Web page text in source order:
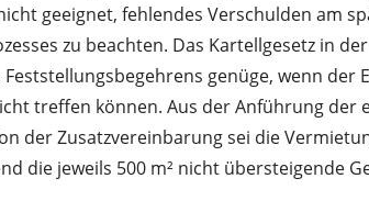
geeignet, fehlendes Verschulden am
zu beachten. Das Kartellgesetz in
genüge, wenn
treffen können. Aus der Anführung
der Zusatzvereinbarung sei die
die jeweils 500 m² nicht übersteigende